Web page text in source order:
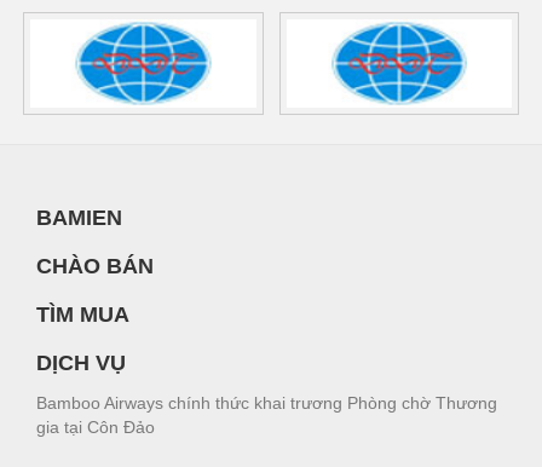
BAMIEN
CHÀO BÁN
TÌM MUA
DỊCH VỤ
Bamboo Airways chính thức khai trương Phòng chờ Thương
gia tại Côn Đảo